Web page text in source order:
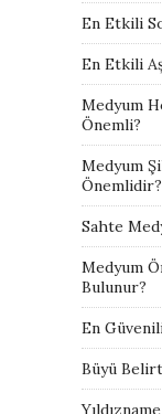
En Etkili
En Etkili
Medyum
Önemli?
Medyum
Önemlidir?
Sahte
Medyum
Bulunur?
En
Büyü
Yıldızname